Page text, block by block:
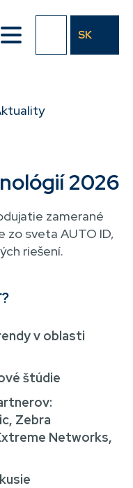
SK
2026
zamerané
zo sveta AUTO ID,
riešení.
v oblasti
štúdie
Zebra
Networks,